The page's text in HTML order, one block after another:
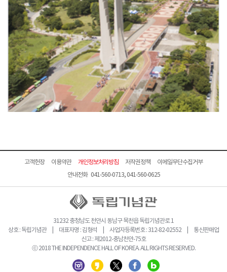
고객헌장 이용약관 개인정보처리방침 저작권정책
이메일무단수집거부
안내전화 041-560-0713, 041-560-0625
31232 충청남도 천안시 동남구 목천읍 독립기념관로 1
상호 : 독립기념관 | 대표자명 : 김형석 | 사업자등록번호 : 312-82-02552 | 통신판매업
신고 : 제2012-충남천안-75호
ⓒ 2018 THE INDEPENDENCE HALL OF KOREA. ALL RIGHTS RESERVED.